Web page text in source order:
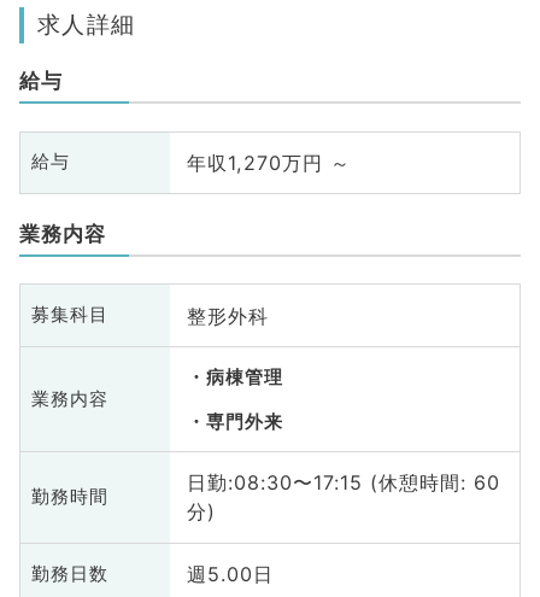
求人詳細
給与
給与 年収1,270万円 ～
業務内容
募集科目 整形外科
業務内容
病棟管理
専門外来
勤務時間
日勤:08:30〜17:15 (休憩時間: 60
分)
勤務日数 週5.00日